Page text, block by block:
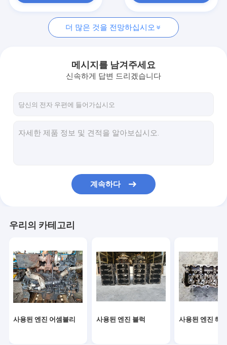
사용된 엔진 어셈블리
사용된 엔진 블럭
초침 크랭크축
사용된 연료 분사 펌프
초침 교류 발전기
사용된 연결봉
디젤 엔진 조립
시동모터 조립
디젤 엔진 과급기
더 많은 것을 전망하십시오
메시지를 남겨주세요
신속하게 답변 드리겠습니다
계속하다
우리의 카테고리
사용된 엔진 어셈블리 사용된 엔진 블럭 사용된 엔진 헤